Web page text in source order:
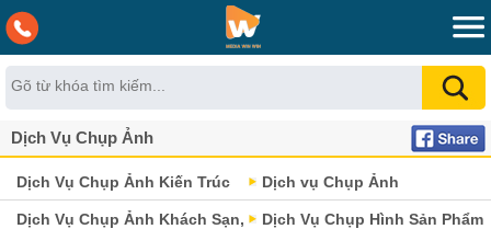
Dịch Vụ Chụp Ảnh
Dịch Vụ Chụp Ảnh Kiến Trúc
Nội Thất Chuyên Nghiệp Tại
Dịch vụ Chụp Ảnh
Dịch Vụ Chụp Ảnh Khách Sạn, Dịch Vụ Chụp Hình Sản Phẩm